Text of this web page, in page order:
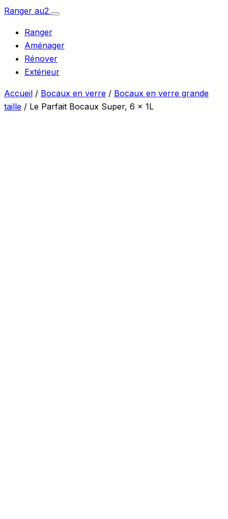
Aller
contenu
Ranger au2
Ouvrir
Ranger
Aménager
Rénover
Extérieur
Accueil / Bocaux en verre / Bocaux en verre grande
taille / Le Parfait Bocaux Super, 6 x 1L